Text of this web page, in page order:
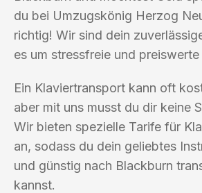
du bei Umzugskönig Herzog
richtig! Wir sind dein
es um stressfreie und
Ein Klaviertransport kann oft
aber mit uns musst du dir keine
Wir bieten spezielle Tarife für
an, sodass du dein geliebtes
und günstig nach Blackburn
kannst.